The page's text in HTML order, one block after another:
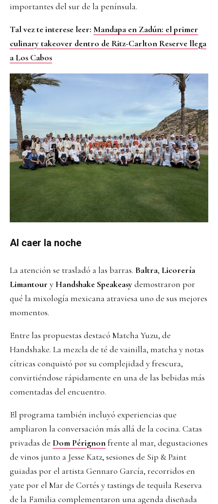
importantes del sur de la península.
Tal vez te interese leer: Mandapa en Zadún: el primer
culinary takeover dentro de Ritz-Carlton Reserve llega
a Los Cabos
Al caer la noche
La atención se trasladó a las barras. Baltra, Licorería
Limantour y Handshake Speakeasydemostraron por
qué la mixología mexicana atraviesa uno de sus mejores
momentos.
Entre las propuestas destacó Matcha Yuzu, de
Handshake. La mezcla de té de vainilla, matcha y notas
cítricas conquistó por su complejidad y frescura,
convirtiéndose rápidamente en una de las bebidas más
comentadas del encuentro.
El programa también incluyó experiencias que
ampliaron la conversación más allá de la cocina. Catas
privadas de Dom Pérignonfrente al mar, degustaciones
de vinos junto a Jesse Katz, sesiones de Sip & Paint
guiadas por el artista Gennaro García, recorridos en
yate por el Mar de Cortés y tastings de tequila Reserva
de la Familia complementaron una agenda diseñada